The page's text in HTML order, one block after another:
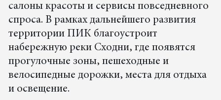
салоны красоты и сервисы повседневного
спроса. В рамках дальнейшего развития
территории ПИК благоустроит
набережную реки Сходни, где появятся
прогулочные зоны, пешеходные и
велосипедные дорожки, места для отдыха
и освещение.